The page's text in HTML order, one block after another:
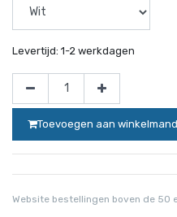
Levertijd: 1-2 werkdagen
Toevoegen aan
Website bestellingen boven de 50